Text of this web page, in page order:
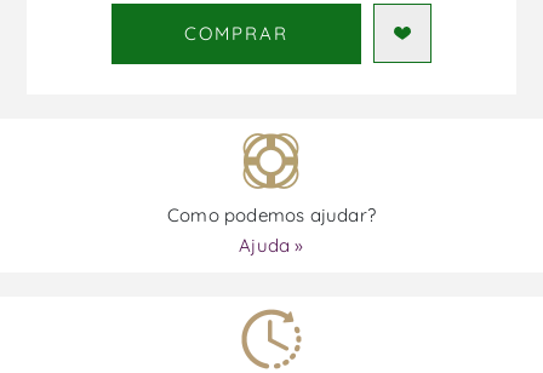
COMPRAR
Como podemos ajudar?
Ajuda »